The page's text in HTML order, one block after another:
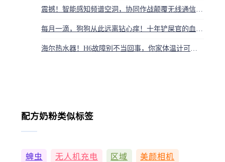
震撼！智能感知频谱空洞，协同作战颠覆无线通信，揭秘认知无线电如何抢出未来通道
每月一滴，狗狗从此远离钻心痒！十年铲屎官的血泪除蚤攻略
海尔热水器！H6故障别不当回事，你家体温计可能早坏了
配方奶粉类似标签
蜱虫 无人机充电 区域 美颜相机